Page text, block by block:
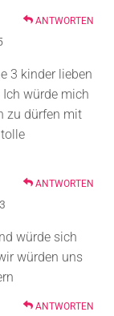
ANTWORTEN
3 kinder lieben
würde mich
zu dürfen mit
ANTWORTEN
würde sich
würden uns
ANTWORTEN